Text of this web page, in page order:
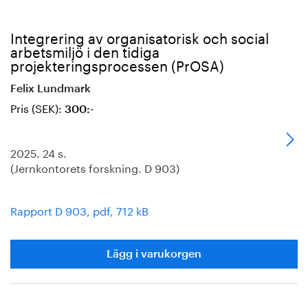
Integrering av organisatorisk och social
arbetsmiljö i den tidiga
projekteringsprocessen (PrOSA)
Felix Lundmark
Pris (SEK): 300:-
2025. 24 s.
(Jernkontorets forskning. D 903)
Rapport D 903, pdf, 712 kB
Lägg i varukorgen